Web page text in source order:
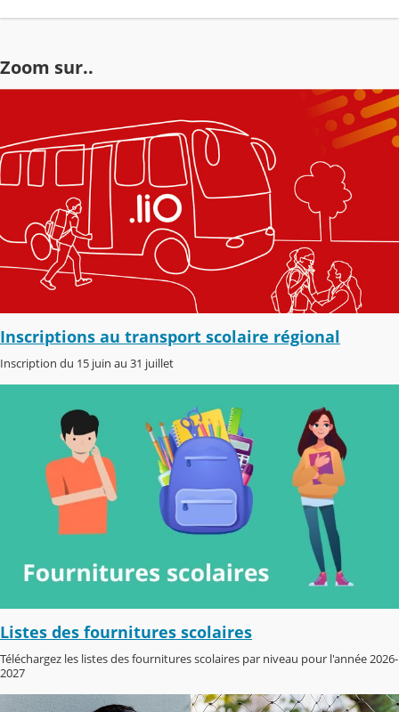
Zoom sur..
Inscriptions au transport scolaire régional
Inscription du 15 juin au 31 juillet
Listes des fournitures scolaires
Téléchargez les listes des fournitures scolaires par niveau pour l'année 2026-
2027